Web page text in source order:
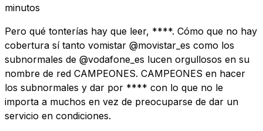
minutos
Pero qué tonterías hay que leer, ****. Cómo que no hay
cobertura sí tanto vomistar @movistar_es como los
subnormales de @vodafone_es lucen orgullosos en su
nombre de red CAMPEONES. CAMPEONES en hacer
los subnormales y dar por **** con lo que no le
importa a muchos en vez de preocuparse de dar un
servicio en condiciones.